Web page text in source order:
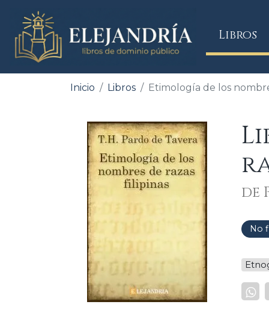
Libros
Inicio Libros Etimología de los
de
No